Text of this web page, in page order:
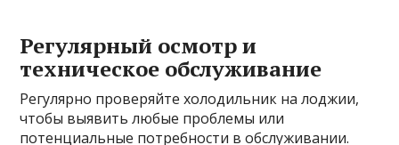
Регулярный осмотр и
техническое обслуживание
Регулярно проверяйте холодильник на лоджии,
чтобы выявить любые проблемы или
потенциальные потребности в обслуживании.